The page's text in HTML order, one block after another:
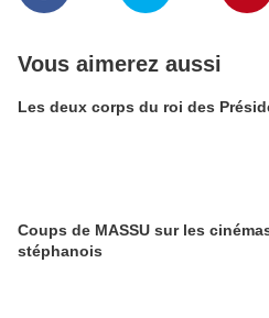
Vous aimerez aussi
Les deux corps du roi des
Coups de MASSU sur les
stéphanois